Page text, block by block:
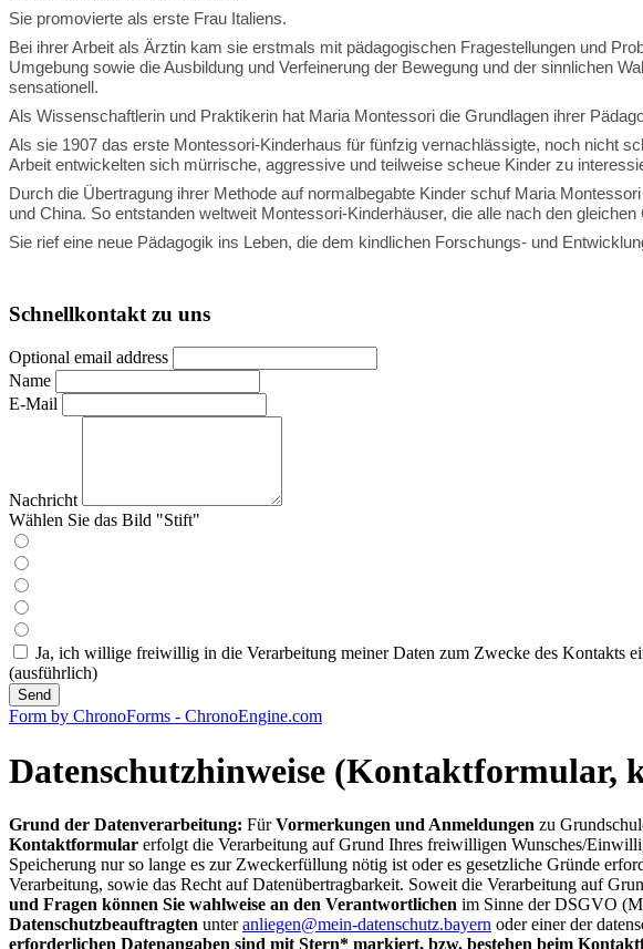
Sie promovierte als erste Frau Italiens.
Bei ihrer Arbeit als Ärztin kam sie erstmals mit pädagogischen Fragestellungen und
Umgebung sowie die Ausbildung und Verfeinerung der Bewegung und der sinnlichen
sensationell.
Als Wissenschaftlerin und Praktikerin hat Maria Montessori die Grundlagen ihrer
Als sie 1907 das erste Montessori-Kinderhaus für fünfzig vernachlässigte, noch nicht
Arbeit entwickelten sich mürrische, aggressive und teilweise scheue Kinder zu
Durch die Übertragung ihrer Methode auf normalbegabte Kinder schuf Maria
und China. So entstanden weltweit Montessori-Kinderhäuser, die alle nach den
Sie rief eine neue Pädagogik ins Leben, die dem kindlichen Forschungs- und
Schnellkontakt zu uns
Optional email address
Name
E-Mail
Nachricht
Wählen Sie das Bild "Stift"
Ja, ich willige freiwillig in die Verarbeitung meiner Daten zum Zwecke des Kontakts
(ausführlich)
Send
Form by ChronoForms - ChronoEngine.com
Datenschutzhinweise (Kontaktformular,
Grund der Datenverarbeitung: FürVormerkungen und Anmeldungen zu
Kontaktformular erfolgt die Verarbeitung auf Grund Ihres freiwilligen Wunsches/
Speicherung nur so lange es zur Zweckerfüllung nötig ist oder es gesetzliche Gründe
Verarbeitung, sowie das Recht auf Datenübertragbarkeit. Soweit die Verarbeitung auf
und Fragen können Sie wahlweise an den Verantwortlichen im Sinne der DSGVO
Datenschutzbeauftragten unteranliegen@mein-datenschutz.bayern oder einer der
erforderlichen Datenangaben sind mit Stern* markiert, bzw. bestehen beim